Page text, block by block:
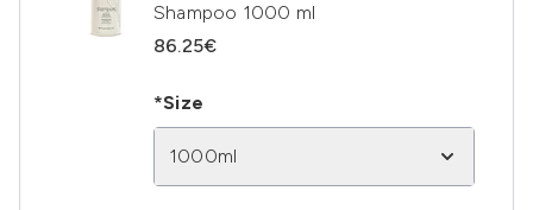
Shampoo 1000 ml
86.25€
*Size
1000ml